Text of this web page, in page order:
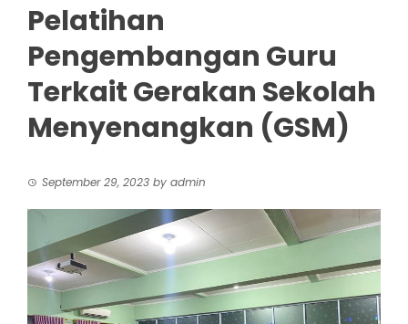
Pelatihan
Pengembangan Guru
Terkait Gerakan Sekolah
Menyenangkan (GSM)
September 29, 2023 by admin